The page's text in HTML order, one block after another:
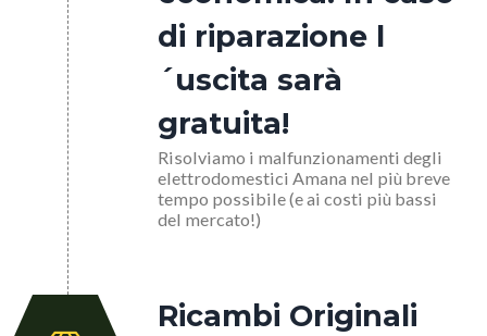
di riparazione l
´uscita sarà
gratuita!
Risolviamo i malfunzionamenti degli
elettrodomestici Amana nel più breve
tempo possibile (e ai costi più bassi
del mercato!)
Ricambi Originali